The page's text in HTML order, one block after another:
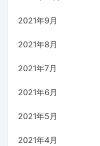
2021年9月
2021年8月
2021年7月
2021年6月
2021年5月
2021年4月